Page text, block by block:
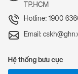
TP.HCM
Hotline: 1900
Email:
Hệ thống bưu cục